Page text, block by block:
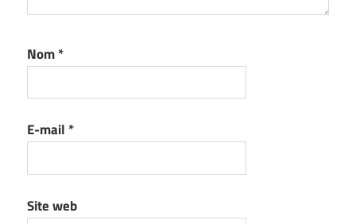
Nom*
E-mail *
Site web